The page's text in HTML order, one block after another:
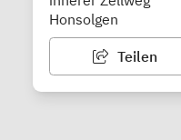
Honsolgen
Teilen